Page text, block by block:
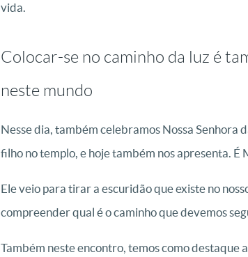
vida.
Colocar-se no caminho da luz é
neste mundo
Nesse dia, também celebramos Nossa Senhora
filho no templo, e hoje também nos apresenta. É
Ele veio para tirar a escuridão que existe no
compreender qual é o caminho que devemos
Também neste encontro, temos como destaque